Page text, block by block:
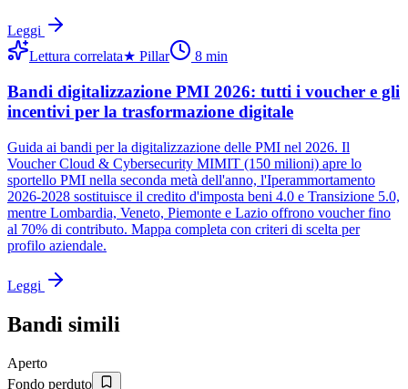
Leggi
Lettura correlata★ Pillar 8 min
Bandi digitalizzazione PMI 2026: tutti i voucher e gli
incentivi per la trasformazione digitale
Guida ai bandi per la digitalizzazione delle PMI nel 2026. Il
Voucher Cloud & Cybersecurity MIMIT (150 milioni) apre lo
sportello PMI nella seconda metà dell'anno, l'Iperammortamento
2026-2028 sostituisce il credito d'imposta beni 4.0 e Transizione 5.0,
mentre Lombardia, Veneto, Piemonte e Lazio offrono voucher fino
al 70% di contributo. Mappa completa con criteri di scelta per
profilo aziendale.
Leggi
Bandi simili
Aperto
Fondo perduto